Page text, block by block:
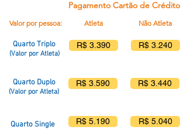
Pagamento Cartão de Crédito
Valor por pessoa: Atleta Não Atleta
Quarto Triplo
(Valor por Atleta)
R$ 3.390 R$ 3.240
Quarto Duplo
(Valor por Atleta)
R$ 3.590 R$ 3.440
Quarto Single R$ 5.190 R$ 5.040